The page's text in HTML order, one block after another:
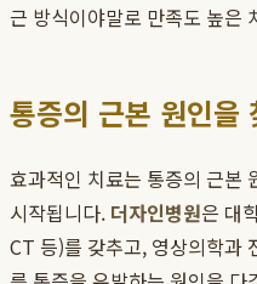
근 방식이야말로 만족도 높은
통증의 근본 원인을
효과적인 치료는 통증의 근본
시작됩니다. 더자인병원은 대
CT 등)를 갖추고, 영상의학과